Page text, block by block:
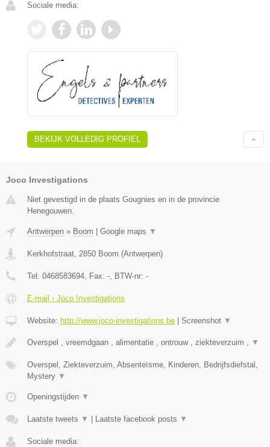
Sociale media:
BEKIJK VOLLEDIG PROFIEL
Joco Investigations
Niet gevestigd in de plaats Gougnies en in de provincie
Henegouwen.
Antwerpen » Boom Google maps ▼
Kerkhofstraat, 2850 Boom (Antwerpen)
Tel: 0468583694, Fax: -, BTW-nr: -
E-mail › Joco Investigations
Website: http://www.joco-investigations.be Screenshot ▼
Overspel , vreemdgaan , alimentatie , ontrouw , ziekteverzuim , ▼
Overspel, Ziekteverzuim, Absenteïsme, Kinderen, Bedrijfsdiefstal,
Mystery ▼
Openingstijden ▼
Laatste tweets ▼ Laatste facebook posts ▼
Sociale media: